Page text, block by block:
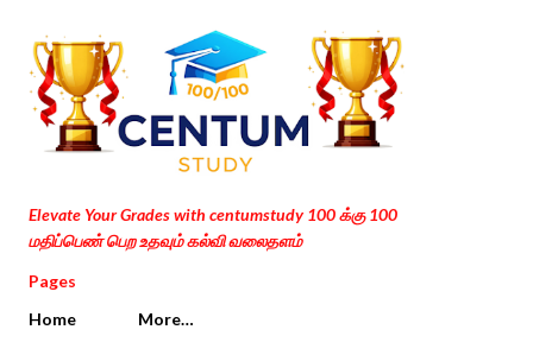
Skip to main content
Elevate Your Grades with centumstudy 100 க்கு 100
மதிப்பெண் பெற உதவும் கல்வி வலைதளம்
Pages
Home
More…